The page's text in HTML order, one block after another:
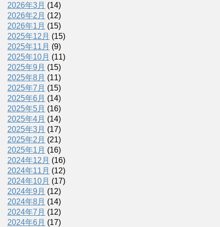
2026年3月 (14)
2026年2月 (12)
2026年1月 (15)
2025年12月 (15)
2025年11月 (9)
2025年10月 (11)
2025年9月 (15)
2025年8月 (11)
2025年7月 (15)
2025年6月 (14)
2025年5月 (16)
2025年4月 (14)
2025年3月 (17)
2025年2月 (21)
2025年1月 (16)
2024年12月 (16)
2024年11月 (12)
2024年10月 (17)
2024年9月 (12)
2024年8月 (14)
2024年7月 (12)
2024年6月 (17)